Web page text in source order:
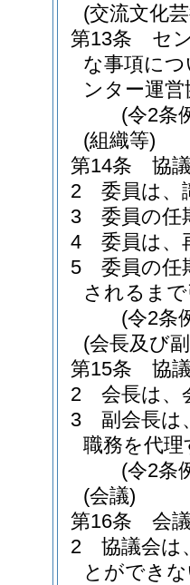
(交流文化
第13条
セ
な事項に
ンター運
(令2条
(組織等)
第14条
協
2
委員は、
3
委員の任
4
委員は、
5
委員の任
されるま
(令2条
(会長及び
第15条
協
2
会長は、
3
副会長は
職務を代理
(令2条
(会議)
第16条
会
2
協議会は
とができ